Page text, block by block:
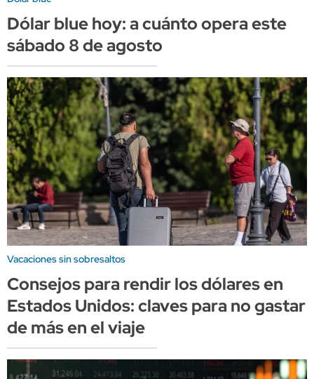
Dólar blue hoy: a cuánto opera este
sábado 8 de agosto
Vacaciones sin sobresaltos
Consejos para rendir los dólares en
Estados Unidos: claves para no gastar
de más en el viaje